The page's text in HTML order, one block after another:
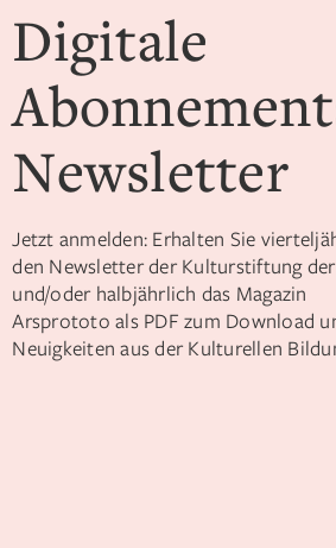
Digitale
Newsletter
Jetzt anmelden: Erhalten Sie
den Newsletter der Kulturstiftung
und/oder halbjährlich das Magazin
Arsprototo als PDF zum Download
Neuigkeiten aus der Kulturellen